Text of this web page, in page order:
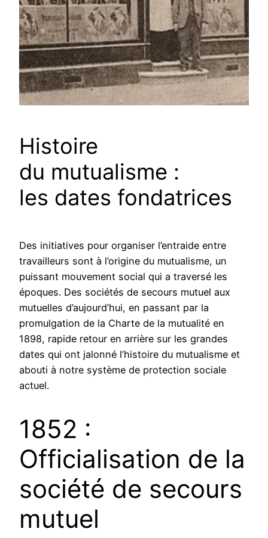
Histoire
du mutualisme :
les dates fondatrices
Des initiatives pour organiser l’entraide entre
travailleurs sont à l’origine du mutualisme, un
puissant mouvement social qui a traversé les
époques. Des sociétés de secours mutuel aux
mutuelles d’aujourd’hui, en passant par la
promulgation de la Charte de la mutualité en
1898, rapide retour en arrière sur les grandes
dates qui ont jalonné l’histoire du mutualisme et
abouti à notre système de protection sociale
actuel.
1852 :
Officialisation de la
société de secours
mutuel